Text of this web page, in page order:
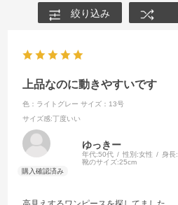
絞り込み
上品なのに動きやすいです
色：ライトグレー サイズ：13号
サイズ感:丁度いい
ゆっきー
年代:50代 性別:女性 身長:
靴のサイズ:25cm